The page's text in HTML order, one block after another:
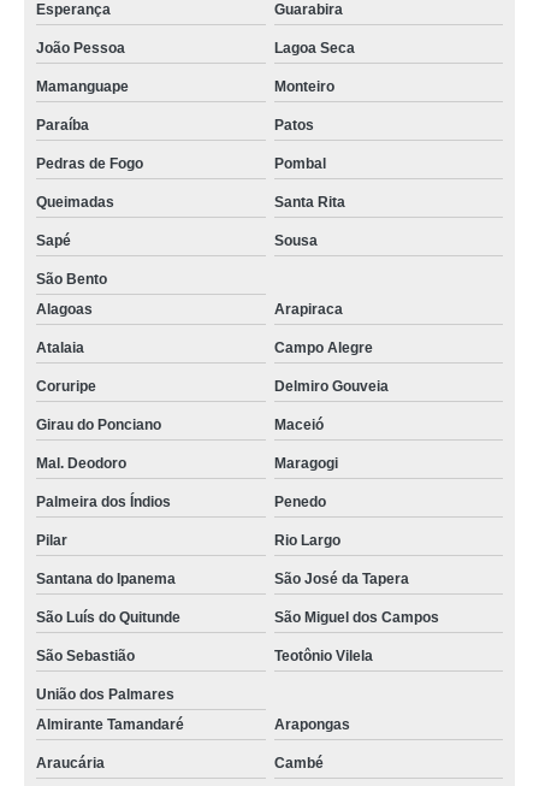
Esperança Guarabira
João Pessoa Lagoa Seca
Mamanguape Monteiro
Paraíba Patos
Pedras de Fogo Pombal
Queimadas Santa Rita
Sapé Sousa
São Bento
Alagoas
Arapiraca
Atalaia Campo Alegre
Coruripe Delmiro Gouveia
Girau do Ponciano Maceió
Mal. Deodoro Maragogi
Palmeira dos Índios Penedo
Pilar Rio Largo
Santana do Ipanema São José da Tapera
São Luís do Quitunde São Miguel dos Campos
São Sebastião Teotônio Vilela
União dos Palmares
Almirante Tamandaré
Arapongas
Araucária Cambé